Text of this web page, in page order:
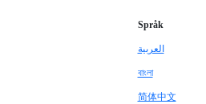
Språk
العربية
বাংলা
简体中文